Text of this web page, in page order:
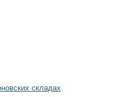
складах